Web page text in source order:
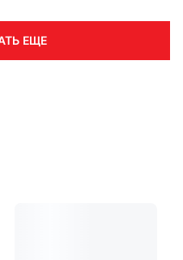
ЕЩЕ